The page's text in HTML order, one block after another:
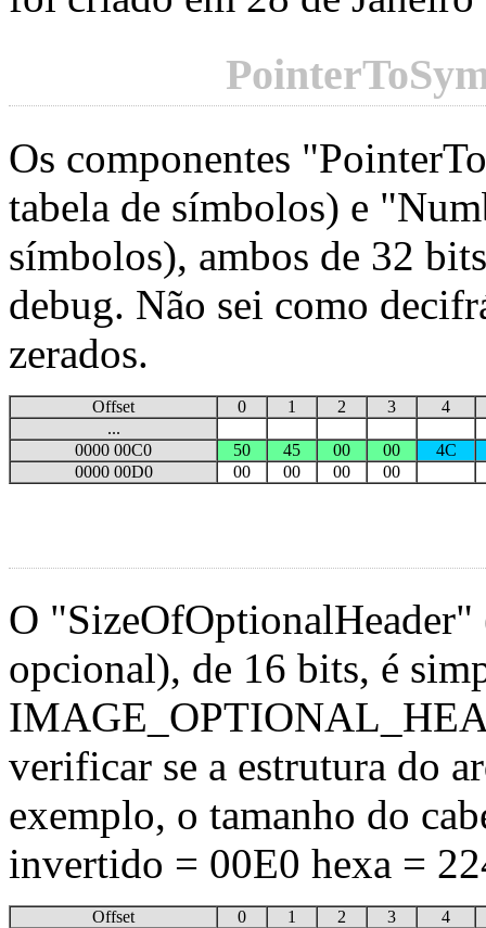
Os componentes
tabela de símbolos) e
símbolos), ambos de 32
debug. Não sei como
zerados.
Offset 0 1 2 3
4
...
0000 00C0
50 45 00 00
4C
0000 00D0
00 00 00 00
O "SizeOfOptionalHeader"
opcional), de 16 bits, é
verificar se a estrutura do
exemplo, o tamanho do
invertido = 00E0 hexa =
Offset 0 1 2 3
4